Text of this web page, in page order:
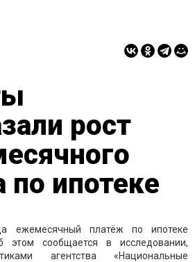
рост
по ипотеке
ежемесячный платёж по ипотеке
этом сообщается в исследовании,
агентства «Национальные